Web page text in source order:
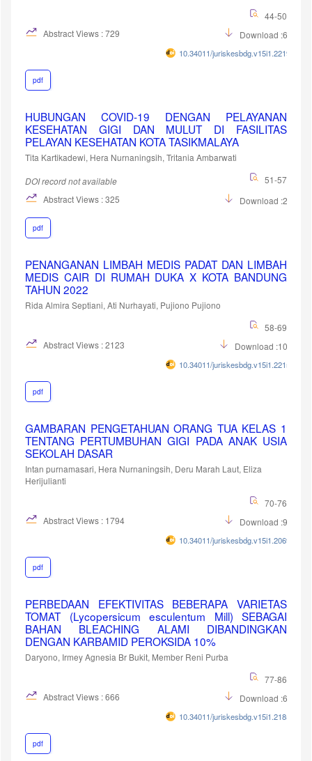
44-50
Abstract Views : 729
Download :667
10.34011/juriskesbdg.v15i1.2219
pdf
HUBUNGAN COVID-19 DENGAN PELAYANAN
KESEHATAN GIGI DAN MULUT DI FASILITAS
PELAYAN KESEHATAN KOTA TASIKMALAYA
Tita Kartikadewi, Hera Nurnaningsih, Tritania Ambarwati
DOI record not available
51-57
Abstract Views : 325
Download :210
pdf
PENANGANAN LIMBAH MEDIS PADAT DAN LIMBAH
MEDIS CAIR DI RUMAH DUKA X KOTA BANDUNG
TAHUN 2022
Rida Almira Septiani, Ati Nurhayati, Pujiono Pujiono
58-69
Abstract Views : 2123
Download :1002
10.34011/juriskesbdg.v15i1.2215
pdf
GAMBARAN PENGETAHUAN ORANG TUA KELAS 1
TENTANG PERTUMBUHAN GIGI PADA ANAK USIA
SEKOLAH DASAR
Intan purnamasari, Hera Nurnaningsih, Deru Marah Laut, Eliza
Herijulianti
70-76
Abstract Views : 1794
Download :925
10.34011/juriskesbdg.v15i1.2069
pdf
PERBEDAAN EFEKTIVITAS BEBERAPA VARIETAS
TOMAT (Lycopersicum esculentum Mill) SEBAGAI
BAHAN BLEACHING ALAMI DIBANDINGKAN
DENGAN KARBAMID PEROKSIDA 10%
Daryono, Irmey Agnesia Br Bukit, Member Reni Purba
77-86
Abstract Views : 666
Download :664
10.34011/juriskesbdg.v15i1.2185
pdf